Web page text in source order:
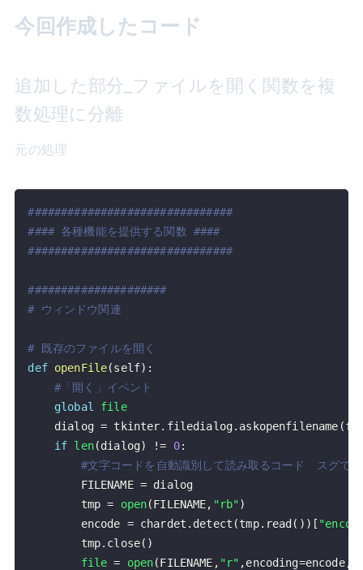
今回作成したコード
追加した部分_ファイルを開く関数を複
数処理に分離
元の処理
###############################
#### 各種機能を提供する関数 ####
###############################
#####################
# ウィンドウ関連
# 既存のファイルを開く
def openFile(self) :
#「開く」イベント
global
file
    dialog
= tkinter. filedialog. askopenfilename (
if len(dialog) != 0:
#文字コードを自動識別して読み取るコード　
        FILENAME
=
        tmp
= open(FILENAME, "rb")
        encode
= chardet . detect (tmp. read ( ) ) [
        tmp
. close( )
file = open(FILENAME , "r" ,encoding=encode,